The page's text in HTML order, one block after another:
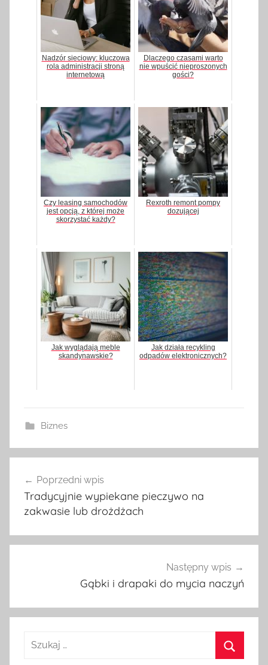
Nadzór sieciowy: kluczowa
rola administracji stroną
internetową
Dlaczego czasami warto
nie wpuścić nieproszonych
gości?
Czy leasing samochodów
jest opcją, z której może
skorzystać każdy?
Rexroth remont pompy
dozującej
Jak wyglądają meble
skandynawskie?
Jak działa recykling
odpadów elektronicznych?
Biznes
Nawigacja
wpisu
Poprzedni wpis
Tradycyjnie wypiekane pieczywo na
zakwasie lub drożdżach
Następny wpis
Gąbki i drapaki do mycia naczyń